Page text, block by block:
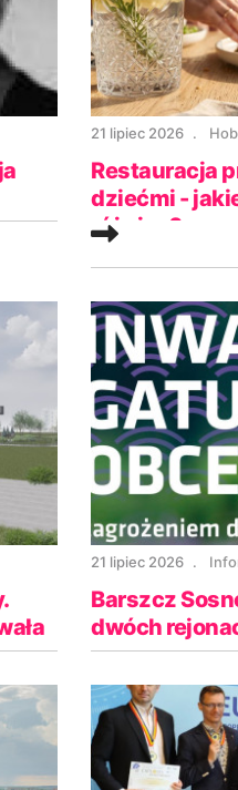
21 lipiec 2026
Restauracja
dziećmi -
różnicę?
21 lipiec 2026
Barszcz
dwóch